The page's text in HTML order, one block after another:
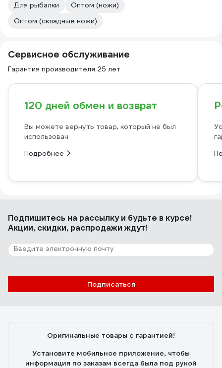
Для рыбалки
Оптом (ножи)
Оптом (складные ножи)
Сервисное обслуживание
Гарантия производителя 25 лет
120 дней обмен и возврат
Вы можете вернуть товар, который не был
использован
Подробнее
Подпишитесь на рассылкуи будьте в курсе!
Акции, скидки, распродажи ждут!
Подписаться
Оригинальные товары с гарантией!
Установите мобильное приложение, чтобы
информация по заказам всегда была под рукой